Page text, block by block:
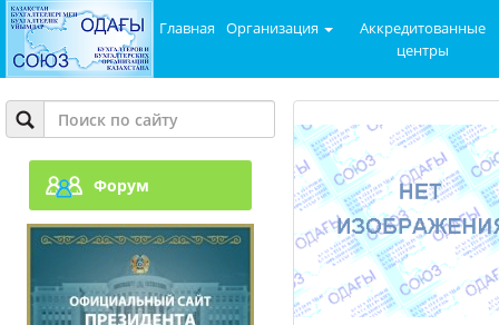
Главная Организация
Аккредитованные
центры
Форум